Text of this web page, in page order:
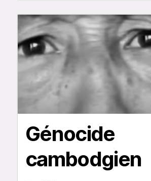
Génocide
cambodgien